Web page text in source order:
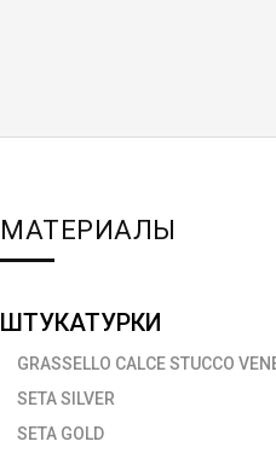
МАТЕРИАЛЫ
ШТУКАТУРКИ
GRASSELLO CALCE STUCCO
SETA SILVER
SETA GOLD